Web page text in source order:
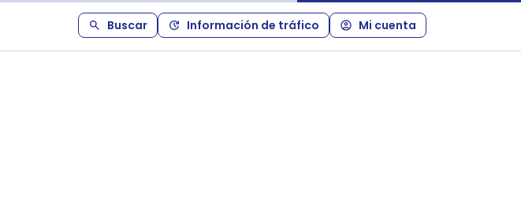
Buscar Información de tráfico Mi cuenta